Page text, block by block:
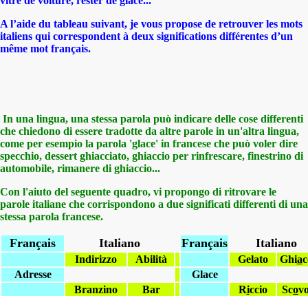
A l’aide du tableau suivant, je vous propose de retrouver les mots
italiens qui correspondent à deux significations différentes d’un
même mot français.
In una lingua, una stessa parola può indicare delle cose differenti
che chiedono di essere tradotte da altre parole in un'altra lingua,
come per esempio la parola 'glace' in francese che può voler dire
specchio, dessert ghiacciato, ghiaccio per rinfrescare, finestrino di
automobile, rimanere di ghiaccio...
Con l'aiuto del seguente quadro, vi propongo di ritrovare le
parole italiane che corrispondono a due significati differenti di una
stessa parola francese.
Français Italiano Français Italiano
Indirizzo Abilità Gelato Ghia
Adresse
Glace
Branzino
Bar Riccio Sco